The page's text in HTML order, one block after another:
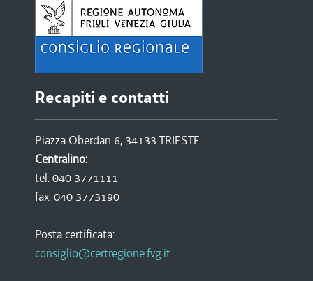
Recapiti e contatti
Piazza Oberdan 6, 34133 TRIESTE
Centralino:
tel. 040 3771111
fax. 040 3773190
Posta certificata:
consiglio@certregione.fvg.it